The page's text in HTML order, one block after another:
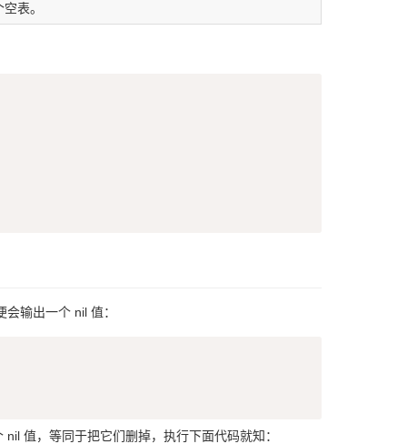
表。
输出一个 nil 值：
值，等同于把它们删掉，执行下面代码就知：